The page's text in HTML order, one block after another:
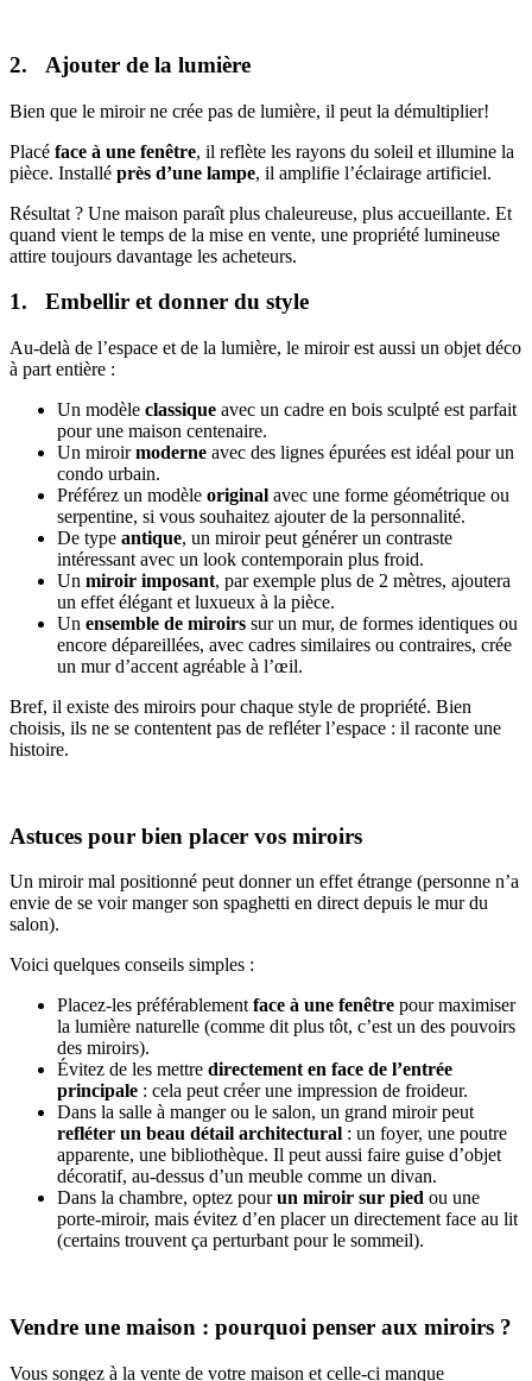
2. Ajouter de la lumière
Bien que le miroir ne crée pas de lumière, il peut la démultiplier!
Placé face à une fenêtre, il reflète les rayons du soleil et illumine la
pièce. Installé près d’une lampe, il amplifie l’éclairage artificiel.
Résultat ? Une maison paraît plus chaleureuse, plus accueillante. Et
quand vient le temps de la mise en vente, une propriété lumineuse
attire toujours davantage les acheteurs.
1. Embellir et donner du style
Au-delà de l’espace et de la lumière, le miroir est aussi un objet déco
à part entière :
Un modèle classique avec un cadre en bois sculpté est parfait
pour une maison centenaire.
Un miroirmoderne avec des lignes épurées est idéal pour un
condo urbain.
Préférez un modèle original avec une forme géométrique ou
serpentine, si vous souhaitez ajouter de la personnalité.
De type antique, un miroir peut générer un contraste
intéressant avec un look contemporain plus froid.
Un miroir imposant, par exemple plus de 2 mètres, ajoutera
un effet élégant et luxueux à la pièce.
Un ensemble de miroirs sur un mur, de formes identiques ou
encore dépareillées, avec cadres similaires ou contraires, crée
un mur d’accent agréable à l’œil.
Bref, il existe des miroirs pour chaque style de propriété. Bien
choisis, ils ne se contentent pas de refléter l’espace : il raconte une
histoire.
Astuces pour bien placer vos miroirs
Un miroir mal positionné peut donner un effet étrange (personne n’a
envie de se voir manger son spaghetti en direct depuis le mur du
salon).
Voici quelques conseils simples :
Placez-les préférablement face à une fenêtre pour maximiser
la lumière naturelle (comme dit plus tôt, c’est un des pouvoirs
des miroirs).
Évitez de les mettre directement en face de l’entrée
principale : cela peut créer une impression de froideur.
Dans la salle à manger ou le salon, un grand miroir peut
refléter un beau détail architectural : un foyer, une poutre
apparente, une bibliothèque. Il peut aussi faire guise d’objet
décoratif, au-dessus d’un meuble comme un divan.
Dans la chambre, optez pourun miroir sur pied ou une
porte-miroir, mais évitez d’en placer un directement face au lit
(certains trouvent ça perturbant pour le sommeil).
Vendre une maison : pourquoi penser aux miroirs ?
Vous songez à la vente de votre maison et celle-ci manque